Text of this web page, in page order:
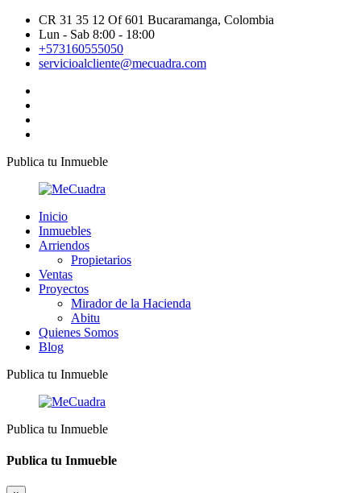
CR 31 35 12 Of 601 Bucaramanga, Colombia
Lun - Sab 8:00 - 18:00
+573160555050
servicioalcliente@mecuadra.com
Publica tu Inmueble
Inicio
Inmuebles
Arriendos
Propietarios
Ventas
Proyectos
Mirador de la Hacienda
Abitu
Quienes Somos
Blog
Publica tu Inmueble
Publica tu Inmueble
Publica tu Inmueble